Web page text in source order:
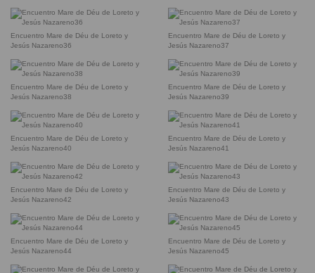
Encuentro Mare de Déu de Loreto y
Jesús Nazareno36
Encuentro Mare de Déu de Loreto y
Jesús Nazareno37
Encuentro Mare de Déu de Loreto y
Jesús Nazareno38
Encuentro Mare de Déu de Loreto y
Jesús Nazareno39
Encuentro Mare de Déu de Loreto y
Jesús Nazareno40
Encuentro Mare de Déu de Loreto y
Jesús Nazareno41
Encuentro Mare de Déu de Loreto y
Jesús Nazareno42
Encuentro Mare de Déu de Loreto y
Jesús Nazareno43
Encuentro Mare de Déu de Loreto y
Jesús Nazareno44
Encuentro Mare de Déu de Loreto y
Jesús Nazareno45